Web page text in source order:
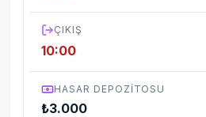
ÇIKIŞ
10:00
HASAR DEPOZITOSU
₺3.000